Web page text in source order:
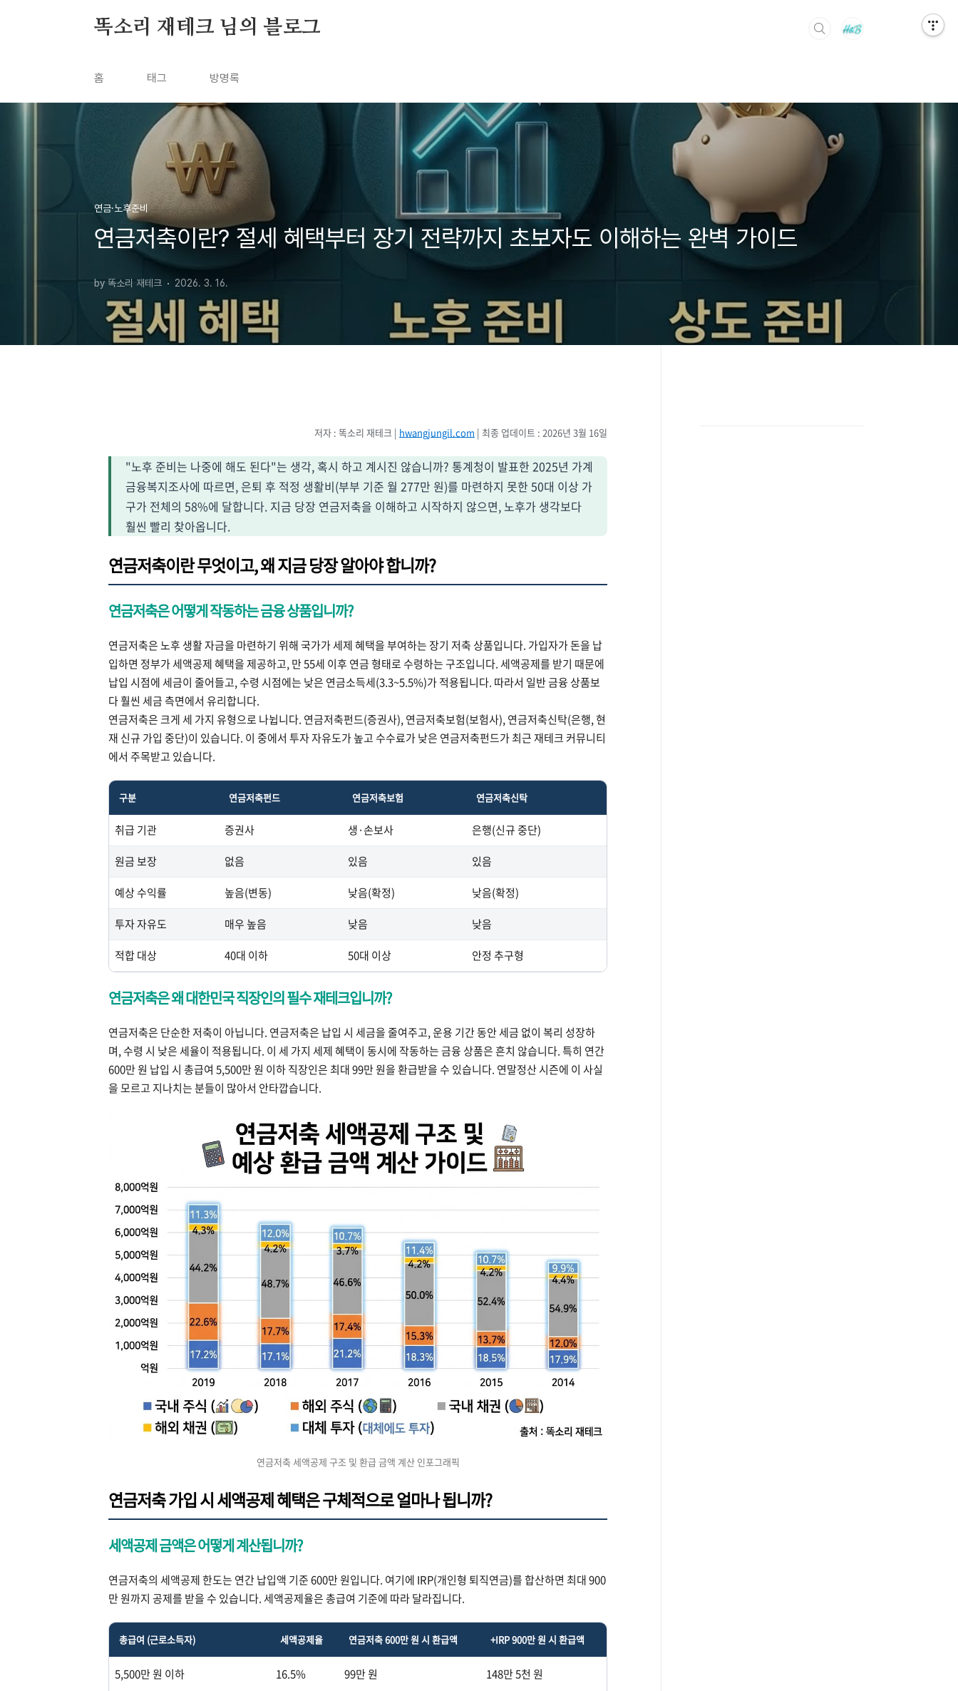
똑소리 재테크 님의 블로그
홈 태그 방명록
연금·노후준비
연금저축이란? 절세 혜택부터 장기 전략까지 초보자도 이해하는 완벽 가이드
by 똑소리 재테크 2026. 3. 16.
저자 : 똑소리 재테크 | hwangjungil.com | 최종 업데이트 : 2026년 3월 16일
"노후 준비는 나중에 해도 된다"는 생각, 혹시 하고 계시진 않습니까? 통계청이 발표한 2025년 가계
금융복지조사에 따르면, 은퇴 후 적정 생활비(부부 기준 월 277만 원)를 마련하지 못한 50대 이상 가
구가 전체의 58%에 달합니다. 지금 당장 연금저축을 이해하고 시작하지 않으면, 노후가 생각보다
훨씬 빨리 찾아옵니다.
연금저축이란 무엇이고, 왜 지금 당장 알아야 합니까?
연금저축은 어떻게 작동하는 금융 상품입니까?
연금저축은 노후 생활 자금을 마련하기 위해 국가가 세제 혜택을 부여하는 장기 저축 상품입니다. 가입자가 돈을 납
입하면 정부가 세액공제 혜택을 제공하고, 만 55세 이후 연금 형태로 수령하는 구조입니다. 세액공제를 받기 때문에
납입 시점에 세금이 줄어들고, 수령 시점에는 낮은 연금소득세(3.3~5.5%)가 적용됩니다. 따라서 일반 금융 상품보
다 훨씬 세금 측면에서 유리합니다.
연금저축은 크게 세 가지 유형으로 나뉩니다. 연금저축펀드(증권사), 연금저축보험(보험사), 연금저축신탁(은행, 현
재 신규 가입 중단)이 있습니다. 이 중에서 투자 자유도가 높고 수수료가 낮은 연금저축펀드가 최근 재테크 커뮤니티
에서 주목받고 있습니다.
구분 연금저축펀드 연금저축보험 연금저축신탁
취급 기관 증권사 생·손보사
은행(신규 중단)
원금 보장
없음 있음
있음
예상 수익률
높음(변동) 낮음(확정)
낮음(확정)
투자 자유도
매우 높음 낮음
낮음
적합 대상
40대 이하 50대 이상 안정 추구형
연금저축은 왜 대한민국 직장인의 필수 재테크입니까?
연금저축은 단순한 저축이 아닙니다. 연금저축은 납입 시 세금을 줄여주고, 운용 기간 동안 세금 없이 복리 성장하
며, 수령 시 낮은 세율이 적용됩니다. 이 세 가지 세제 혜택이 동시에 작동하는 금융 상품은 흔치 않습니다. 특히 연간
600만 원 납입 시 총급여 5,500만 원 이하 직장인은 최대 99만 원을 환급받을 수 있습니다. 연말정산 시즌에 이 사실
을 모르고 지나치는 분들이 많아서 안타깝습니다.
연금저축 세액공제 구조 및 환급 금액 계산 인포그래픽
연금저축 가입 시 세액공제 혜택은 구체적으로 얼마나 됩니까?
세액공제 금액은 어떻게 계산됩니까?
연금저축의 세액공제 한도는 연간 납입액 기준 600만 원입니다. 여기에 IRP(개인형 퇴직연금)를 합산하면 최대 900
만 원까지 공제를 받을 수 있습니다. 세액공제율은 총급여 기준에 따라 달라집니다.
총급여 (근로소득자) 세액공제율 연금저축 600만 원 시 환급액 +IRP 900만 원 시 환급액
5,500만 원 이하 16.5% 99만 원 148만 5천 원